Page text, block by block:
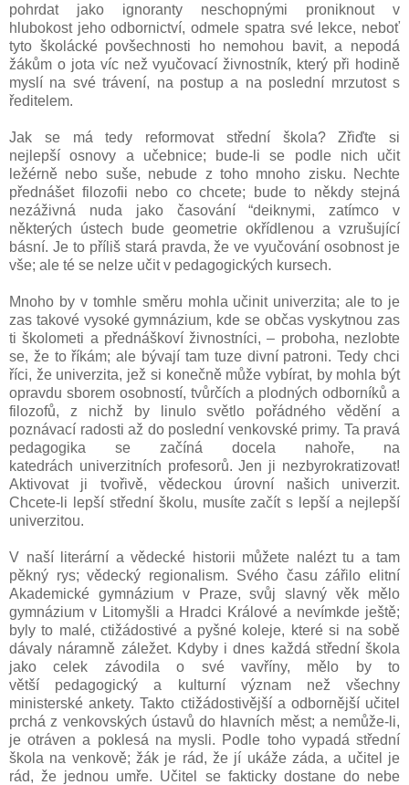
pohrdat jako ignoranty neschopnými proniknout v
hlubokost jeho odbornictví, odmele spatra své lekce, neboť
tyto školácké povšechnosti ho nemohou bavit, a nepodá
žákům o jota víc než vyučovací živnostník, který při hodině
myslí na své trávení, na postup a na poslední mrzutost s
ředitelem.
Jak se má tedy reformovat střední škola? Zřiďte si
nejlepší osnovy a učebnice; bude-li se podle nich učit
ležérně nebo suše, nebude z toho mnoho zisku. Nechte
přednášet filozofii nebo co chcete; bude to někdy stejná
nezáživná nuda jako časování “deiknymi, zatímco v
některých ústech bude geometrie okřídlenou a vzrušující
básní. Je to příliš stará pravda, že ve vyučování osobnost je
vše; ale té se nelze učit v pedagogických kursech.
Mnoho by v tomhle směru mohla učinit univerzita; ale to je
zas takové vysoké gymnázium, kde se občas vyskytnou zas
ti školometi a přednáškoví živnostníci, – proboha, nezlobte
se, že to říkám; ale bývají tam tuze divní patroni. Tedy chci
říci, že univerzita, jež si konečně může vybírat, by mohla být
opravdu sborem osobností, tvůrčích a plodných odborníků a
filozofů, z nichž by linulo světlo pořádného vědění a
poznávací radosti až do poslední venkovské primy. Ta pravá
pedagogika se začíná docela nahoře, na
katedrách univerzitních profesorů. Jen ji nezbyrokratizovat!
Aktivovat ji tvořivě, vědeckou úrovní našich univerzit.
Chcete-li lepší střední školu, musíte začít s lepší a nejlepší
univerzitou.
V naší literární a vědecké historii můžete nalézt tu a tam
pěkný rys; vědecký regionalism. Svého času zářilo elitní
Akademické gymnázium v Praze, svůj slavný věk mělo
gymnázium v Litomyšli a Hradci Králové a nevímkde ještě;
byly to malé, ctižádostivé a pyšné koleje, které si na sobě
dávaly náramně záležet. Kdyby i dnes každá střední škola
jako celek závodila o své vavříny, mělo by to
větší pedagogický a kulturní význam než všechny
ministerské ankety. Takto ctižádostivější a odbornější učitel
prchá z venkovských ústavů do hlavních měst; a nemůže-li,
je otráven a poklesá na mysli. Podle toho vypadá střední
škola na venkově; žák je rád, že jí ukáže záda, a učitel je
rád, že jednou umře. Učitel se fakticky dostane do nebe